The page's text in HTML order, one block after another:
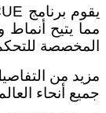
مما يتيح أنماط
المخصصة
جميع أنحاء العالم في 15 مارس ، 2019. يمكن للاعبين